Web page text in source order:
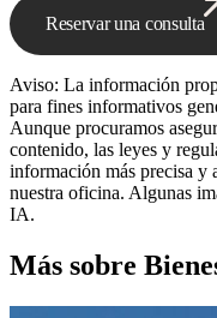
Reservar una consulta
Aviso: La información
para fines informativos
Aunque procuramos
contenido, las leyes y
información más precisa y
nuestra oficina. Algunas
IA.
Más sobre